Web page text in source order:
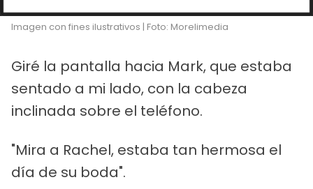
Imagen con fines ilustrativos | Foto: Morelimedia
Giré la pantalla hacia Mark, que estaba
sentado a mi lado, con la cabeza
inclinada sobre el teléfono.
"Mira a Rachel, estaba tan hermosa el
día de su boda".